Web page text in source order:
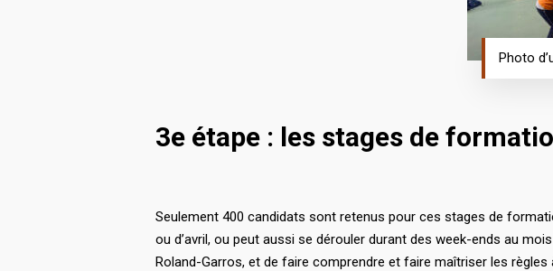
Photo
3e étape : les stages de
Seulement 400 candidats sont retenus pour ces stages de
ou d’avril, ou peut aussi se dérouler durant des week-ends au
Roland-Garros, et de faire comprendre et faire maîtriser les